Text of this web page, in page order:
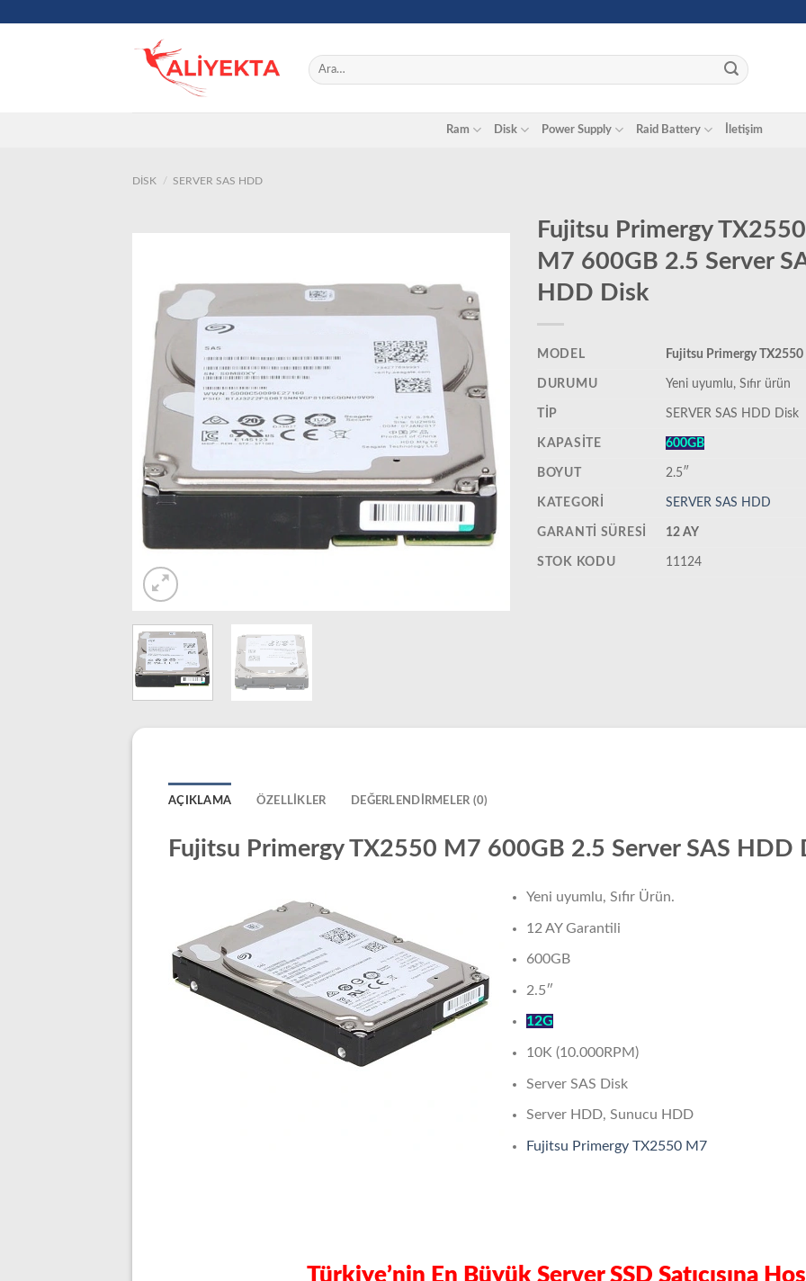
Ara:
Ram Disk Power Supply Raid Battery İletişim
DISK / SERVER SAS HDD
Fujitsu Primergy TX2550
M7 600GB 2.5 Server
HDD Disk
MODEL Fujitsu Primergy
DURUMU ‎Yeni uyumlu, Sıfır ürün
TIP SERVER SAS HDD Disk
KAPASITE 600GB
BOYUT 2.5″
KATEGORI SERVER SAS HDD
GARANTI SÜRESI 12 AY
STOK KODU 11124
AÇIKLAMA ÖZELLIKLER DEĞERLENDIRMELER (0)
Fujitsu Primergy TX2550 M7 600GB 2.5 Server SAS HDD
Yeni uyumlu, Sıfır Ürün.
12 AY Garantili
600GB
2.5″
12G
10K (10.000RPM)
Server SAS Disk
Server HDD, Sunucu HDD
Fujitsu Primergy TX2550 M7
Türkiye’nin En Büyük Server SSD Satıcısına